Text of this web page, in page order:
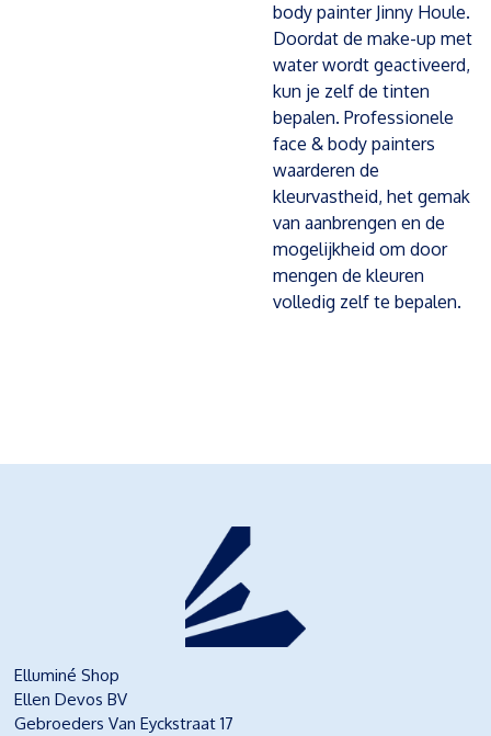
body painter Jinny Houle.
Doordat de make-up met
water wordt geactiveerd,
kun je zelf de tinten
bepalen. Professionele
face & body painters
waarderen de
kleurvastheid, het gemak
van aanbrengen en de
mogelijkheid om door
mengen de kleuren
volledig zelf te bepalen.
Elluminé Shop
Ellen Devos BV
Gebroeders Van Eyckstraat 17